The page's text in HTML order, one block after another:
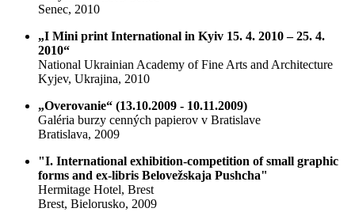
Senec, 2010
„I Mini print International in Kyiv 15. 4. 2010 – 25. 4.
2010“
National Ukrainian Academy of Fine Arts and Architecture
Kyjev, Ukrajina, 2010
„Overovanie“ (13.10.2009 - 10.11.2009)
Galéria burzy cenných papierov v Bratislave
Bratislava, 2009
"I. International exhibition-competition of small graphic
forms and ex-libris Belovežskaja Pushcha"
Hermitage Hotel, Brest
Brest, Bielorusko, 2009